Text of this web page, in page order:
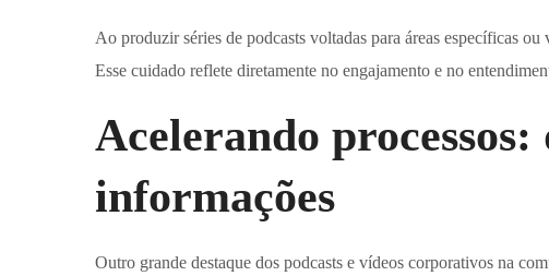
Ao produzir séries de podcasts voltadas para áreas específicas
Esse cuidado reflete diretamente no engajamento e no
Acelerando
informações
Outro grande destaque dos podcasts e vídeos corporativos na